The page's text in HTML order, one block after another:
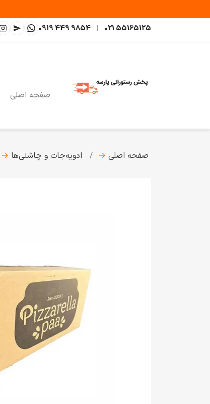
021 55165125
|
0919 449 9854
صفحه اصلی
صفحه اصلی → ادویه‌جات و چاشنی‌ها →